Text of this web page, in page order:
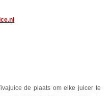
de plaats om elke juicer te